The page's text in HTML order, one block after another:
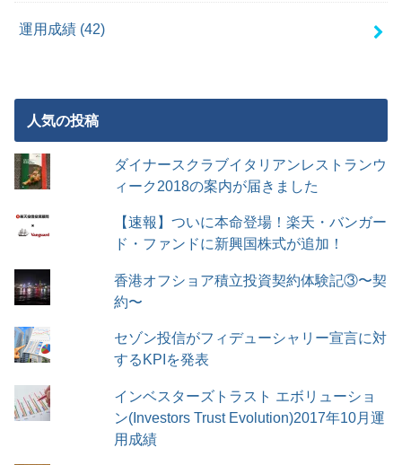
運用成績 (42)
人気の投稿
ダイナースクラブイタリアンレストランウ
ィーク2018の案内が届きました
【速報】ついに本命登場！楽天・バンガー
ド・ファンドに新興国株式が追加！
香港オフショア積立投資契約体験記③〜契
約〜
セゾン投信がフィデューシャリー宣言に対
するKPIを発表
インベスターズトラスト エボリューショ
ン(Investors Trust Evolution)2017年10月運
用成績